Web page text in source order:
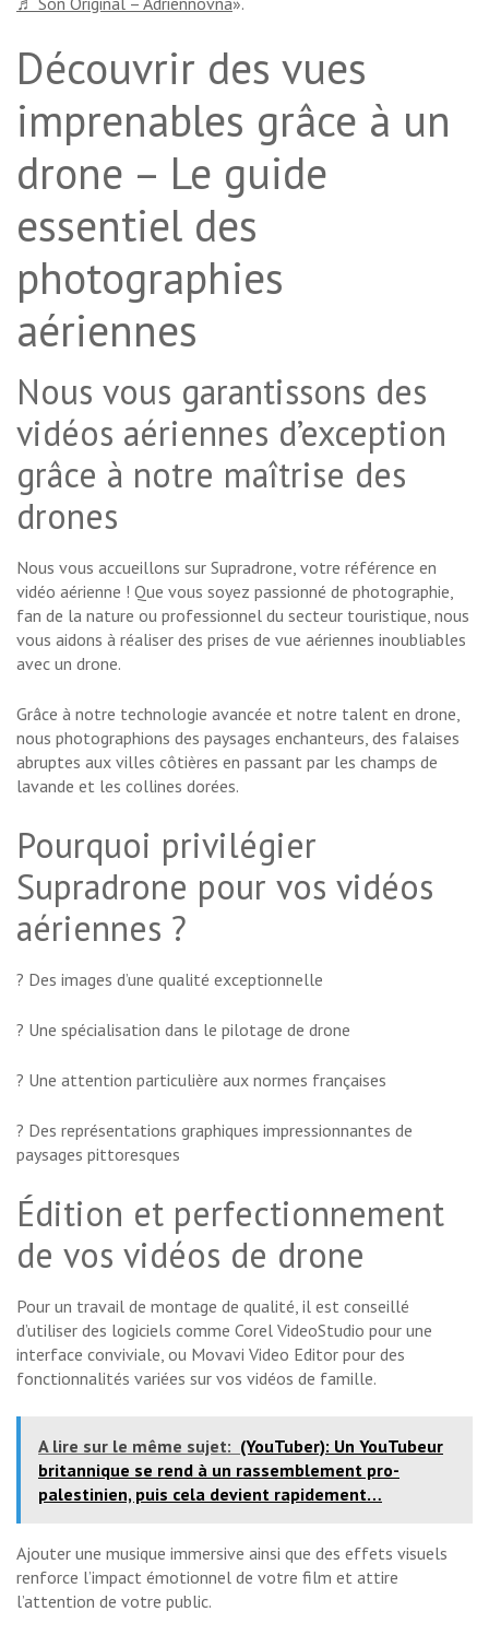
Découvrir des vues
imprenables grâce à un
drone – Le guide
essentiel des
photographies
aériennes
Nous vous garantissons des
vidéos aériennes d’exception
grâce à notre maîtrise des
drones
Nous vous accueillons sur Supradrone, votre référence en
vidéo aérienne ! Que vous soyez passionné de photographie,
fan de la nature ou professionnel du secteur touristique, nous
vous aidons à réaliser des prises de vue aériennes inoubliables
avec un drone.
Grâce à notre technologie avancée et notre talent en drone,
nous photographions des paysages enchanteurs, des falaises
abruptes aux villes côtières en passant par les champs de
lavande et les collines dorées.
Pourquoi privilégier
Supradrone pour vos vidéos
aériennes ?
? Des images d’une qualité exceptionnelle
? Une spécialisation dans le pilotage de drone
? Une attention particulière aux normes françaises
? Des représentations graphiques impressionnantes de
paysages pittoresques
Édition et perfectionnement
de vos vidéos de drone
Pour un travail de montage de qualité, il est conseillé
d’utiliser des logiciels comme Corel VideoStudio pour une
interface conviviale, ou Movavi Video Editor pour des
fonctionnalités variées sur vos vidéos de famille.
A lire sur le même sujet: (YouTuber): Un YouTubeur
britannique se rend à un rassemblement pro-
palestinien, puis cela devient rapidement…
Ajouter une musique immersive ainsi que des effets visuels
renforce l’impact émotionnel de votre film et attire
l’attention de votre public.